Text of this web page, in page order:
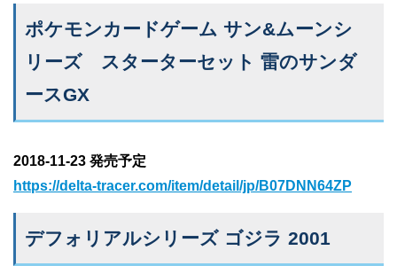
ポケモンカードゲーム サン&ムーンシ
リーズ スターターセット 雷のサンダ
ースGX
2018-11-23 発売予定
https://delta-tracer.com/item/detail/jp/B07DNN64ZP
デフォリアルシリーズ ゴジラ 2001